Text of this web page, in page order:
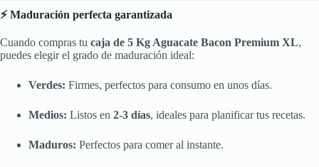
⚡ Maduración perfecta garantizada
Cuando compras tu caja de 5 Kg Aguacate Bacon Premium XL,
puedes elegir el grado de maduración ideal:
Verdes: Firmes, perfectos para consumo en unos días.
Medios: Listos en 2-3 días, ideales para planificar tus recetas.
Maduros: Perfectos para comer al instante.